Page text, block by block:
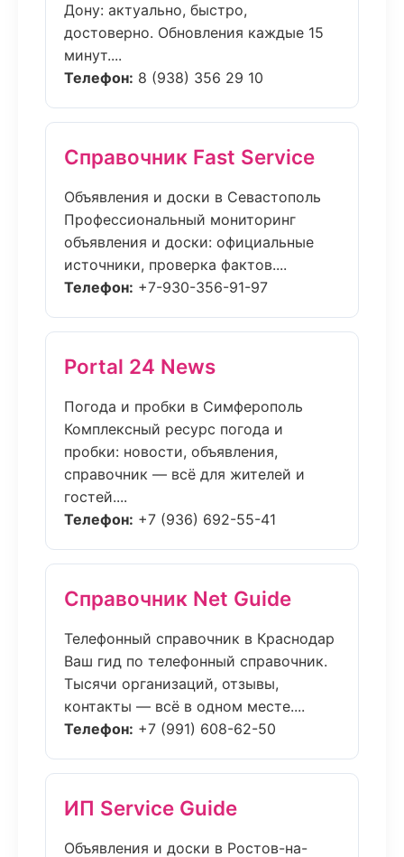
Дону: актуально, быстро,
достоверно. Обновления каждые 15
минут....
Телефон: 8 (938) 356 29 10
Справочник Fast Service
Объявления и доски в Севастополь
Профессиональный мониторинг
объявления и доски: официальные
источники, проверка фактов....
Телефон: +7-930-356-91-97
Portal 24 News
Погода и пробки в Симферополь
Комплексный ресурс погода и
пробки: новости, объявления,
справочник — всё для жителей и
гостей....
Телефон: +7 (936) 692-55-41
Справочник Net Guide
Телефонный справочник в Краснодар
Ваш гид по телефонный справочник.
Тысячи организаций, отзывы,
контакты — всё в одном месте....
Телефон: +7 (991) 608-62-50
ИП Service Guide
Объявления и доски в Ростов-на-